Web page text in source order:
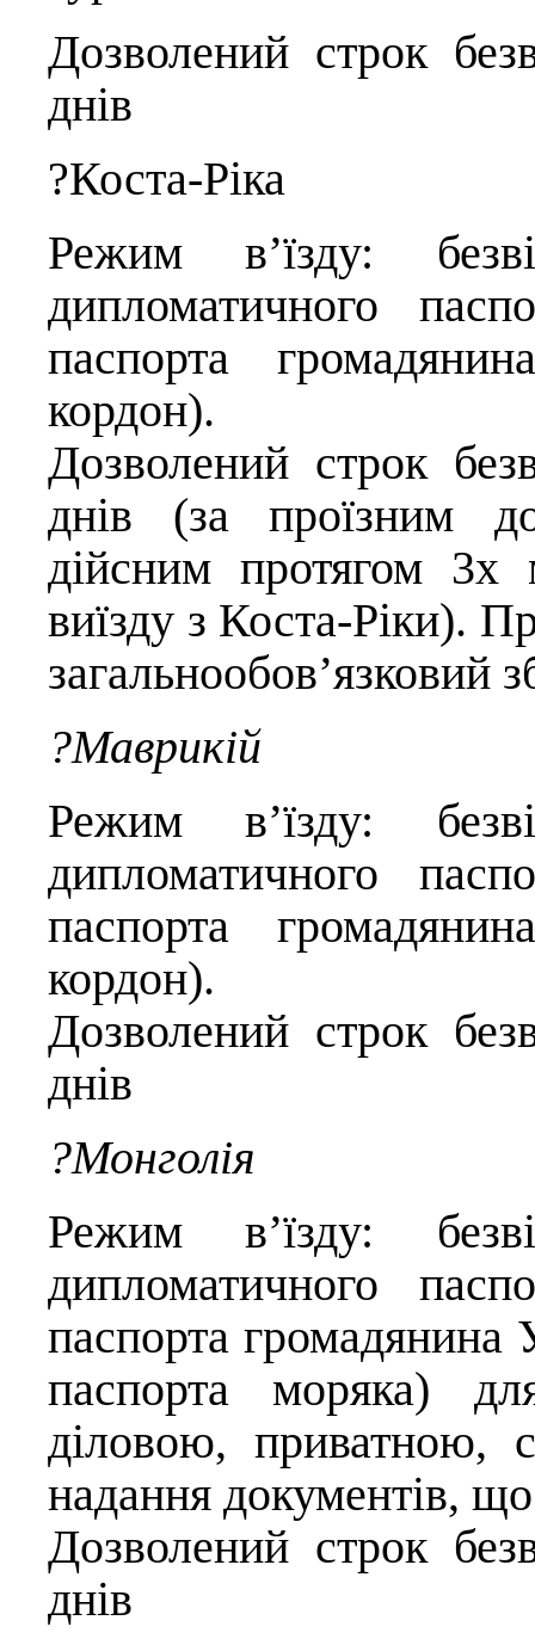
Дозволений строк
днів
?Коста-Ріка
Режим в’їзду:
дипломатичного
паспорта
кордон).
Дозволений строк
днів (за проїзним
дійсним протягом 3х
виїзду з Коста-Ріки).
загальнообов’язковий
?Маврикій
Режим в’їзду:
дипломатичного
паспорта
кордон).
Дозволений строк
днів
?Монголія
Режим в’їзду:
дипломатичного
паспорта громадянина
паспорта моряка)
діловою, приватною,
надання документів,
Дозволений строк
днів